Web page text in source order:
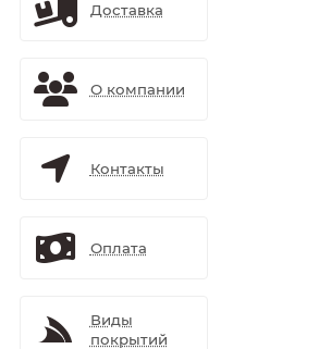
Доставка
О компании
Контакты
Оплата
Виды
покрытий